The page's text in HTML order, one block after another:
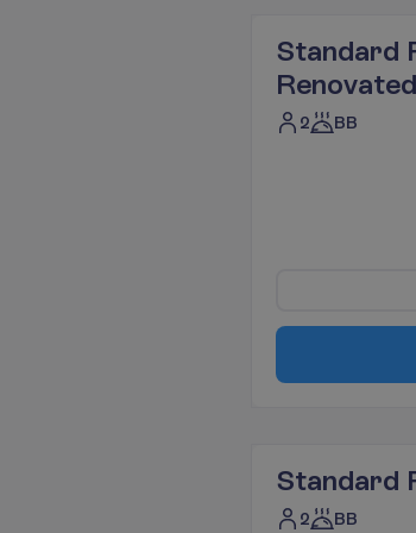
Standard
Renovated
2 BB
Standard
2 BB